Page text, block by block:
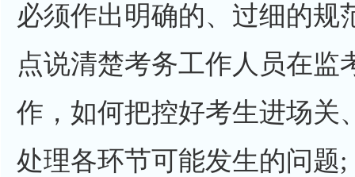
必须作出明确的、过细的规
点说清楚考务工作人员在监
作，如何把控好考生进场关
处理各环节可能发生的问题